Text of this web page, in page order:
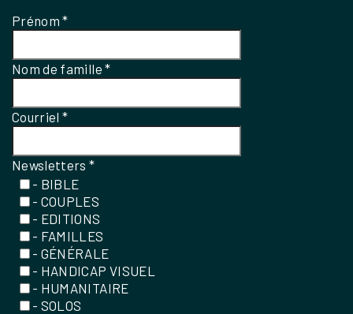
Prénom*
Nom de famille*
Courriel*
Newsletters*
- BIBLE
- COUPLES
- EDITIONS
- FAMILLES
- GÉNÉRALE
- HANDICAP VISUEL
- HUMANITAIRE
- SOLOS